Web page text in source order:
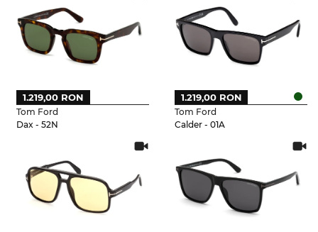
Tom Ford
Dax - 52N
1.219,00 RON
Tom Ford
Calder - 01A
1.219,00 RON